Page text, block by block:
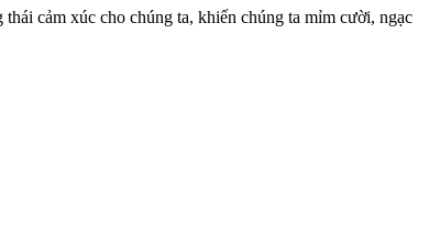
cảm xúc cho chúng ta, khiến chúng ta mỉm cười, ngạc